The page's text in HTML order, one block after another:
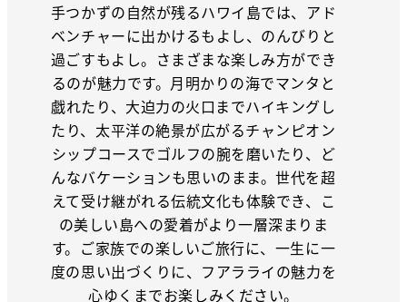
手つかずの自然が残るハワイ島では、アド
ベンチャーに出かけるもよし、のんびりと
過ごすもよし。さまざまな楽しみ方ができ
るのが魅力です。月明かりの海でマンタと
戯れたり、大迫力の火口までハイキングし
たり、太平洋の絶景が広がるチャンピオン
シップコースでゴルフの腕を磨いたり、ど
んなバケーションも思いのまま。世代を超
えて受け継がれる伝統文化も体験でき、こ
の美しい島への愛着がより一層深まりま
す。ご家族での楽しいご旅行に、一生に一
度の思い出づくりに、フアラライの魅力を
心ゆくまでお楽しみください。